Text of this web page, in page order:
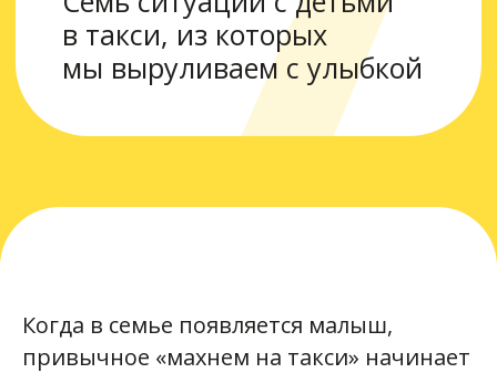
Когда в семье появляется малыш,
привычное «махнем на такси» начинает